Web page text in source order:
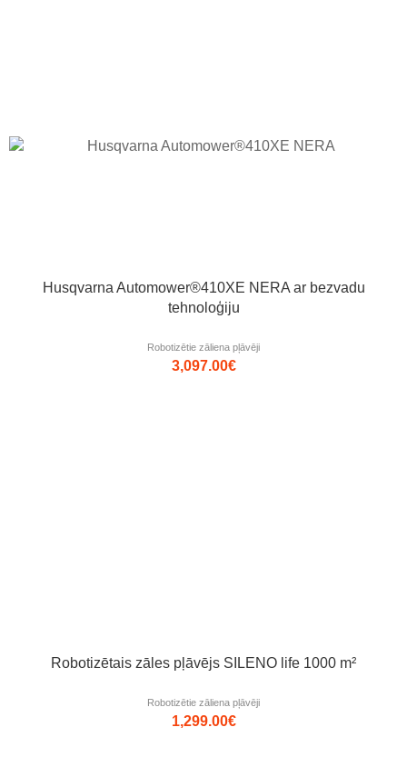
Husqvarna Automower®410XE NERA ar bezvadu
tehnoloģiju
Robotizētie zāliena pļāvēji
3,097.00€
Robotizētais zāles pļāvējs SILENO life 1000 m²
Robotizētie zāliena pļāvēji
1,299.00€